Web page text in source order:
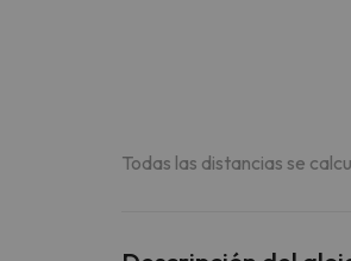
Todas las distancias se